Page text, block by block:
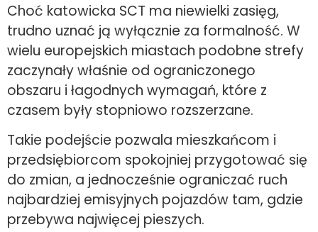
Choć katowicka SCT ma niewielki zasięg,
trudno uznać ją wyłącznie za formalność. W
wielu europejskich miastach podobne strefy
zaczynały właśnie od ograniczonego
obszaru i łagodnych wymagań, które z
czasem były stopniowo rozszerzane.
Takie podejście pozwala mieszkańcom i
przedsiębiorcom spokojniej przygotować się
do zmian, a jednocześnie ograniczać ruch
najbardziej emisyjnych pojazdów tam, gdzie
przebywa najwięcej pieszych.